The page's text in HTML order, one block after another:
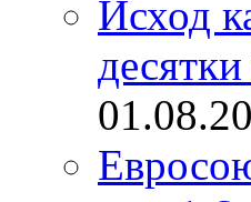
Исход